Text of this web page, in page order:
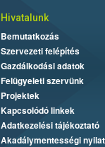
Hivatalunk
Bemutatkozás
Szervezeti felépítés
Gazdálkodási adatok
Felügyeleti szervünk
Projektek
Kapcsolódó linkek
Adatkezelési tájékoztató
Akadálymentességi